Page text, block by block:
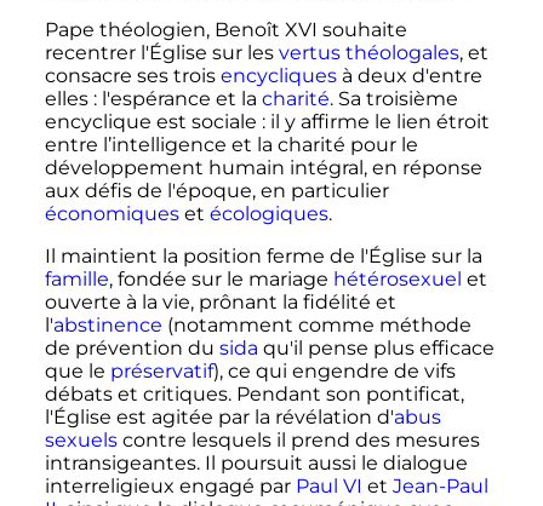
Pape théologien, Benoît XVI souhaite
recentrer l'Église sur les vertus théologales, et
consacre ses trois encycliquesà deux d'entre
elles : l'espérance et la charité. Sa troisième
encyclique est sociale : il y affirme le lien étroit
entre l’intelligence et la charité pour le
développement humain intégral, en réponse
aux défis de l'époque, en particulier
économiqueset écologiques.
Il maintient la position ferme de l'Église sur la
famille, fondée sur le mariage hétérosexuel et
ouverte à la vie, prônant la fidélité et
l'abstinence (notamment comme méthode
de prévention du sida qu'il pense plus efficace
que le préservatif), ce qui engendre de vifs
débats et critiques. Pendant son pontificat,
l'Église est agitée par la révélation d'abus
sexuelscontre lesquels il prend des mesures
intransigeantes. Il poursuit aussi le dialogue
interreligieux engagé par Paul VI et Jean-Paul